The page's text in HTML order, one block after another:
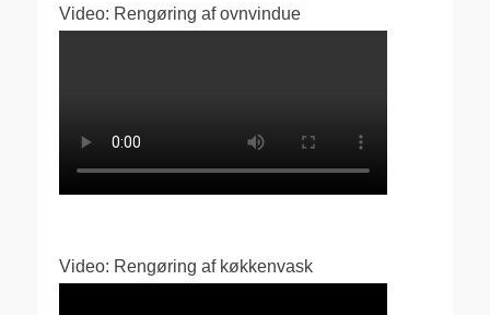
Video: Rengøring af ovnvindue
Video: Rengøring af køkkenvask